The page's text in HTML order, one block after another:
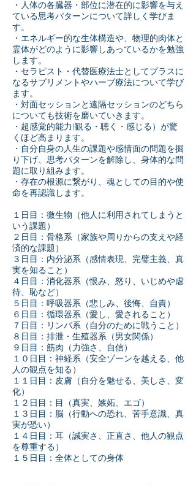
・人体の各臓器・部位に潜在的に影響を与え
ている思考パターンについて詳しく学びま
す。
・エネルギー的な生体構造や、物理的肉体と
霊体がどのように影響しあっているかを勉強
します。
・セラピスト・代替医療法士としてプラスに
なるサプリメントやハーブ療法について学び
ます。
・対面セッションと遠隔セッションのどちら
についても技術を磨いていきます。
・超感覚的能力(観る・聴く・感じる）が驚
くほど高まります。
・自分自身の人生の課題や感情面の問題を掘
り下げ、思考パターンを解除し、身体的な問
題に取り組みます。
・存在の根源に繋がり、魂としての目的や使
命を再認識します。
１日目：微生物（他人に利用されてしまうと
いう課題）
２日目：骨格系（家族や周りからの支えや経
済的な課題）
３日目：内分泌系（感情表現、完璧主義、真
実を知ること）
４日目：消化器系（恨み、怒り、いじめや虐
待、恥など）
５日目：呼吸器系（悲しみ、後悔、自責）
６日目：循環器系（愛し、愛されること）
７日目：リンパ系（自分のために戦うこと）
８日目：排泄・生殖器系（男女関係）
９日目：筋肉（力強さ、自信）
１０日目：神経系（安全ゾーンを越える、他
人の観点を知る）
１１日目：皮膚（自分を魅せる、美しさ、変
化）
１２日目：目（真実、嫉妬、エゴ）
１３日目：脳（行動への恐れ、苦手意識、真
実が恐い）
１４日目：耳（誠実さ、正直さ、他人の観点
を尊重する）
１５日目：全体としての身体